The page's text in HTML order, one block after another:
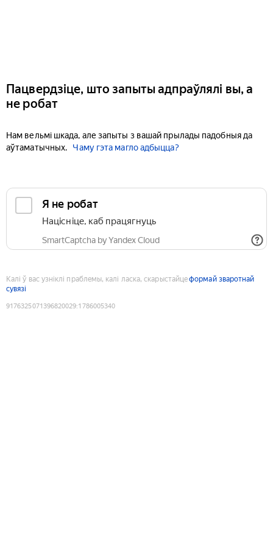
Пацвердзіце, што запыты адпраўлялі вы, а
не робат
Нам вельмі шкада, але запыты з вашай прылады падобныя да
аўтаматычных.
Чаму гэта магло адбыцца?
Я не робат
Націсніце, каб працягнуць
SmartCaptcha by Yandex Cloud
Калі ў вас узніклі праблемы, калі ласка, скарыстайцеформай зваротнай
сувязі
9176325071396820029:1786005340